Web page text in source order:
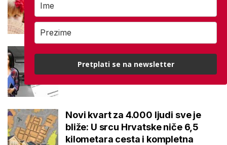
realni, prvi tjedan ne radimo ništa'
Četiri učilišta u problemu, država
pronašla značajne nedostatke:
'Iziskuje korjenite promjene'
Novi kvart za 4.000 ljudi sve je
bliže: U srcu Hrvatske niče 6,5
kilometara cesta i kompletna
Pretplati se na newsletter